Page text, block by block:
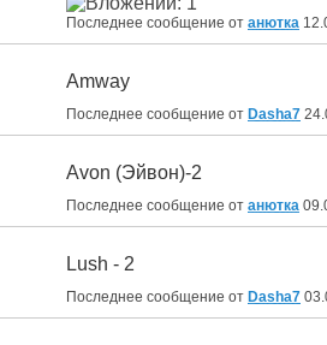
Последнее сообщение от анютка
Amway
Последнее сообщение от Dasha7
Avon (Эйвон)-2
Последнее сообщение от анютка
Lush - 2
Последнее сообщение от Dasha7